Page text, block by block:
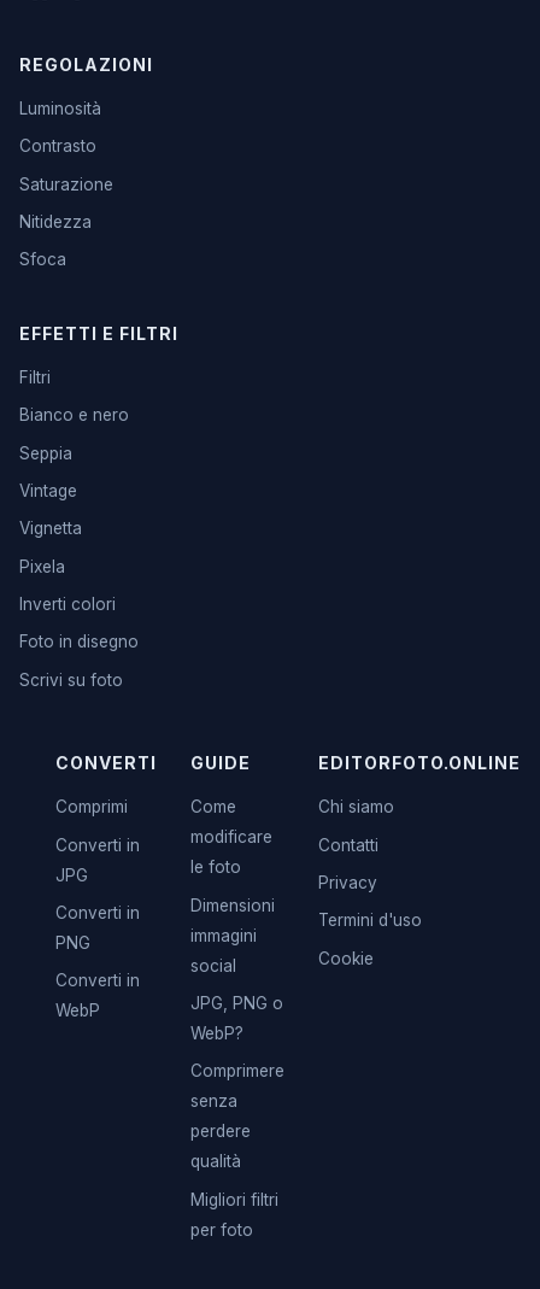
REGOLAZIONI
Luminosità
Contrasto
Saturazione
Nitidezza
Sfoca
EFFETTI E FILTRI
Filtri
Bianco e nero
Seppia
Vintage
Vignetta
Pixela
Inverti colori
Foto in disegno
Scrivi su foto
CONVERTI
Comprimi
Converti in
JPG
Converti in
PNG
Converti in
WebP
GUIDE
Come
modificare
le foto
Dimensioni
immagini
social
JPG, PNG o
WebP?
Comprimere
senza
perdere
qualità
Migliori filtri
per foto
EDITORFOTO.ONLINE
Chi siamo
Contatti
Privacy
Termini d'uso
Cookie